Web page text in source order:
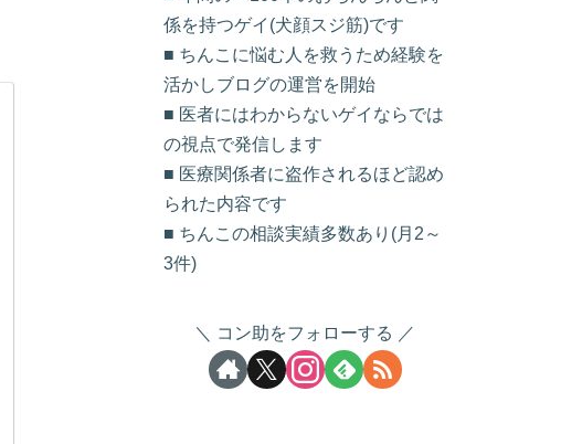
係を持つゲイ(犬顔スジ筋)です
■ ちんこに悩む人を救うため経験を
活かしブログの運営を開始
■ 医者にはわからないゲイならでは
の視点で発信します
■ 医療関係者に盗作されるほど認め
られた内容です
■ ちんこの相談実績多数あり(月2～
3件)
コン助をフォローする